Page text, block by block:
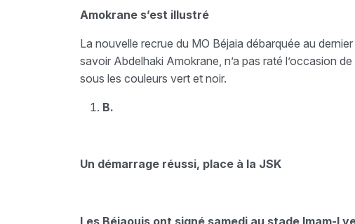
Amokrane s’est illustré
La nouvelle recrue du MO Béjaia débarquée au
savoir Abdelhaki Amokrane, n’a pas raté l’occasion
sous les couleurs vert et noir.
B.
Un démarrage réussi, place à la JSK
Les Béjaouis ont signé samedi au stade Imam-